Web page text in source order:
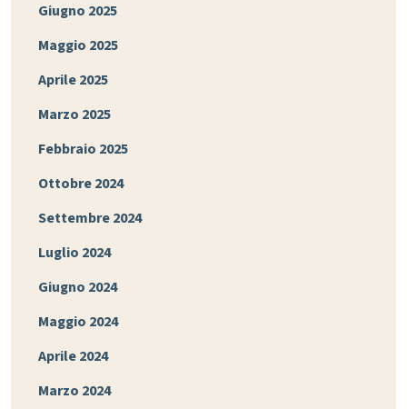
Giugno 2025
Maggio 2025
Aprile 2025
Marzo 2025
Febbraio 2025
Ottobre 2024
Settembre 2024
Luglio 2024
Giugno 2024
Maggio 2024
Aprile 2024
Marzo 2024